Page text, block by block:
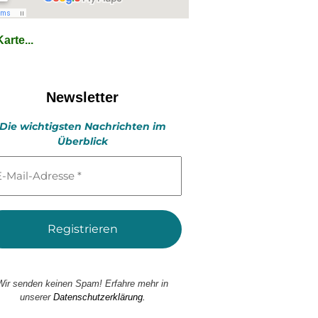
Newsletter
Die wichtigsten Nachrichten im
Überblick
senden keinen Spam! Erfahre mehr in
unserer Datenschutzerklärung.